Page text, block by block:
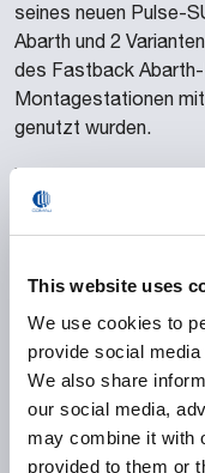
This website uses
We use cookies to
provide social
We also share
our social media,
may combine it with
provided to them or
seines neuen Pulse-
Abarth und 2
des Fastback
Montagestationen
genutzt wurden.
Um das
möglich von der
Comau 17 neue
für die Karosserie
bewältigen. Die
und Linieneingriffe,